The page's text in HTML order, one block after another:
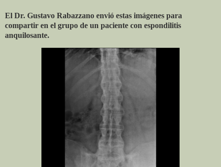
El Dr. Gustavo Rabazzano envió estas imágenes para
compartir en el grupo de un paciente con espondilitis
anquilosante.